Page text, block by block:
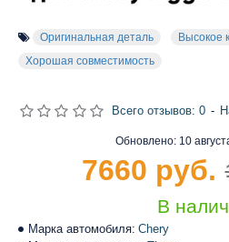
Оригинальная деталь
Высокое
Хорошая совместимость
Марка автомобиля: Chery
Обновлено: 10
В
Всего отзывов: 0 -
7660 руб.